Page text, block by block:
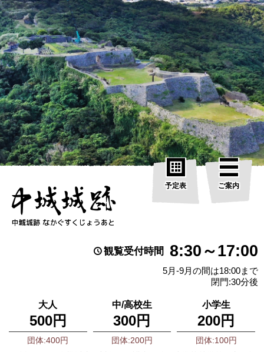
予定表 ご案内
観覧受付時間 8:30～17:00
5月-9月の間は18:00まで
閉門:30分後
大人
500円
団体:400円
中/高校生
300円
団体:200円
小学生
200円
団体:100円